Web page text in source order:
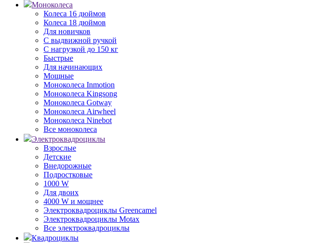
Моноколеса
Колеса 16 дюймов
Колеса 18 дюймов
Для новичков
С выдвижной ручкой
С нагрузкой до 150 кг
Быстрые
Для начинающих
Мощные
Моноколеса Inmotion
Моноколеса Kingsong
Моноколеса Gotway
Моноколеса Airwheel
Моноколеса Ninebot
Все моноколеса
Электроквадроциклы
Взрослые
Детские
Внедорожные
Подростковые
1000 W
Для двоих
4000 W и мощнее
Электроквадроциклы Greencamel
Электроквадроциклы Motax
Все электроквадроциклы
Квадроциклы